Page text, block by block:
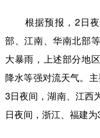
地方频道
北京 天津
辽宁 吉林
浙江 安徽
根据预报，2日夜
部、江南、华南北部
大暴雨，上述部分地
降水等强对流天气。
3日夜间，湖南、江西
日夜间，浙江、福建为